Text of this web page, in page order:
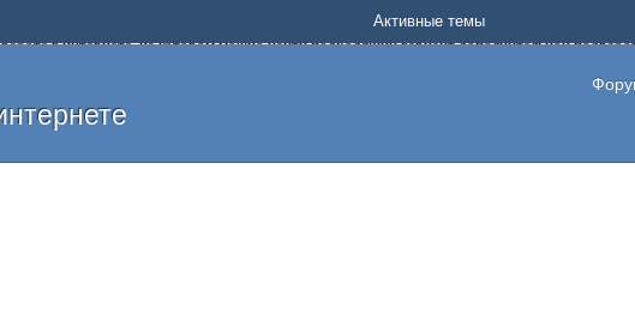
в интернете, на котором можно найти подходящий вариант дополнительной
определенный проект или сайт не платит, то указывайте в теме что это лохотрон, чтобы
уже сегодня. Создавайте новые темы, размещайте объявления со своими пригласительными
Активные темы